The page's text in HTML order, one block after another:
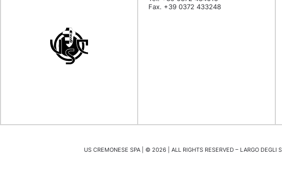
Fax. +39 0372 433248
US CREMONESE SPA | © 2026 | ALL RIGHTS RESERVED – LARGO